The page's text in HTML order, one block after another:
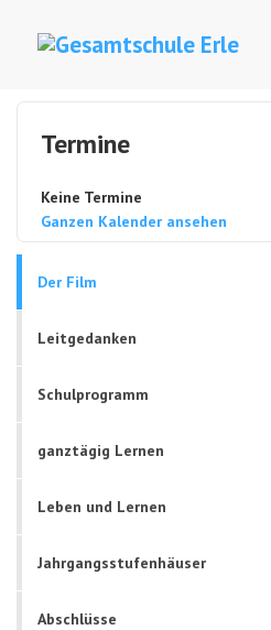
Termine
Keine Termine
Ganzen Kalender ansehen
Der Film
Leitgedanken
Schulprogramm
ganztägig Lernen
Leben und Lernen
Jahrgangsstufenhäuser
Abschlüsse